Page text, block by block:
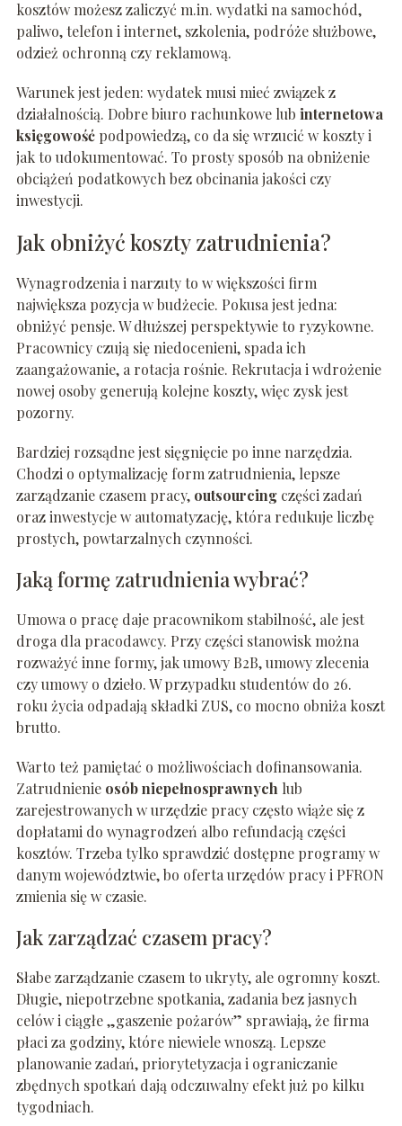
kosztów możesz zaliczyć m.in. wydatki na samochód,
paliwo, telefon i internet, szkolenia, podróże służbowe,
odzież ochronną czy reklamową.
Warunek jest jeden: wydatek musi mieć związek z
działalnością. Dobre biuro rachunkowe lub internetowa
księgowośćpodpowiedzą, co da się wrzucić w koszty i
jak to udokumentować. To prosty sposób na obniżenie
obciążeń podatkowych bez obcinania jakości czy
inwestycji.
Jak obniżyć koszty zatrudnienia?
Wynagrodzenia i narzuty to w większości firm
największa pozycja w budżecie. Pokusa jest jedna:
obniżyć pensje. W dłuższej perspektywie to ryzykowne.
Pracownicy czują się niedocenieni, spada ich
zaangażowanie, a rotacja rośnie. Rekrutacja i wdrożenie
nowej osoby generują kolejne koszty, więc zysk jest
pozorny.
Bardziej rozsądne jest sięgnięcie po inne narzędzia.
Chodzi o optymalizację form zatrudnienia, lepsze
zarządzanie czasem pracy, outsourcingczęści zadań
oraz inwestycje w automatyzację, która redukuje liczbę
prostych, powtarzalnych czynności.
Jaką formę zatrudnienia wybrać?
Umowa o pracę daje pracownikom stabilność, ale jest
droga dla pracodawcy. Przy części stanowisk można
rozważyć inne formy, jak umowy B2B, umowy zlecenia
czy umowy o dzieło. W przypadku studentów do 26.
roku życia odpadają składki ZUS, co mocno obniża koszt
brutto.
Warto też pamiętać o możliwościach dofinansowania.
Zatrudnienie osób niepełnosprawnychlub
zarejestrowanych w urzędzie pracy często wiąże się z
dopłatami do wynagrodzeń albo refundacją części
kosztów. Trzeba tylko sprawdzić dostępne programy w
danym województwie, bo oferta urzędów pracy i PFRON
zmienia się w czasie.
Jak zarządzać czasem pracy?
Słabe zarządzanie czasem to ukryty, ale ogromny koszt.
Długie, niepotrzebne spotkania, zadania bez jasnych
celów i ciągłe „gaszenie pożarów” sprawiają, że firma
płaci za godziny, które niewiele wnoszą. Lepsze
planowanie zadań, priorytetyzacja i ograniczanie
zbędnych spotkań dają odczuwalny efekt już po kilku
tygodniach.